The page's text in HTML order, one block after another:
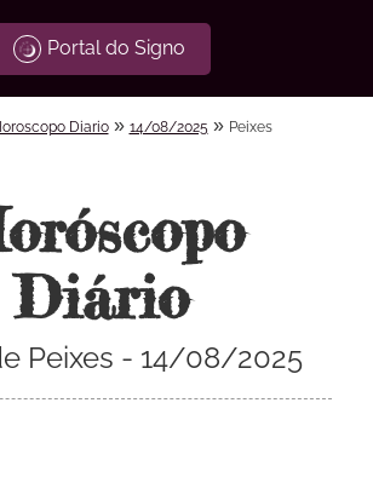
Portal do Signo
Diario» 14/08/2025 » Peixes
Diário
Peixes - 14/08/2025